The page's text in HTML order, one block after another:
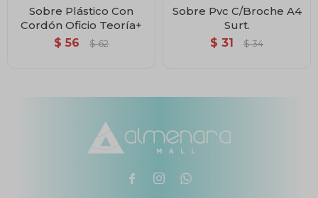
Sobre Plástico Con
Cordón Oficio Teoría+
$ 56 $ 62
Sobre Pvc C/Broche A4
Surt.
$ 31 $ 34
  